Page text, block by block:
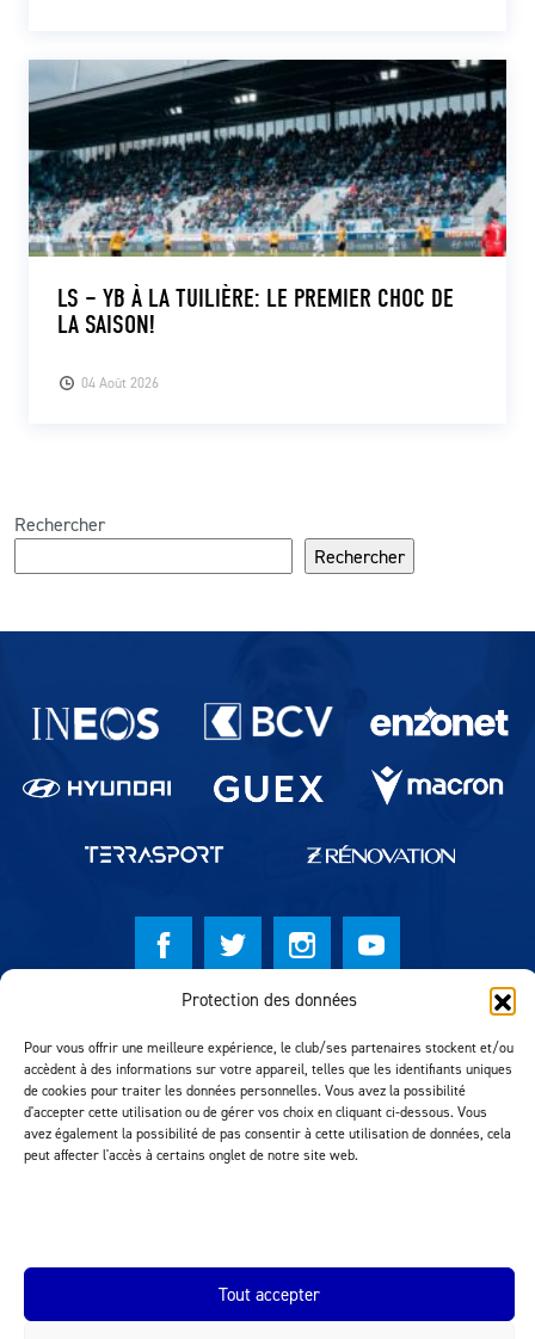
Protection des données
Pour vous offrir une meilleure expérience, le club/ses partenaires stockent et/ou
accèdent à des informations sur votre appareil, telles que les identifiants uniques
de cookies pour traiter les données personnelles. Vous avez la possibilité
d'accepter cette utilisation ou de gérer vos choix en cliquant ci-dessous. Vous
avez également la possibilité de pas consentir à cette utilisation de données, cela
peut affecter l'accès à certains onglet de notre site web.
Tout accepter
04 Août 2026
LS – YB À LA TUILIÈRE: LE PREMIER CHOC DE
LA SAISON!
Rechercher
Rechercher
Partenaires du lausanne-Sport
Réalisation MTM Agency